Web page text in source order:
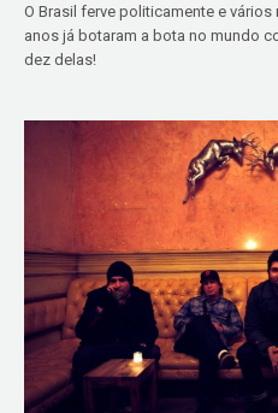
O Brasil ferve politicamente e
anos já botaram a bota no mundo
dez delas!